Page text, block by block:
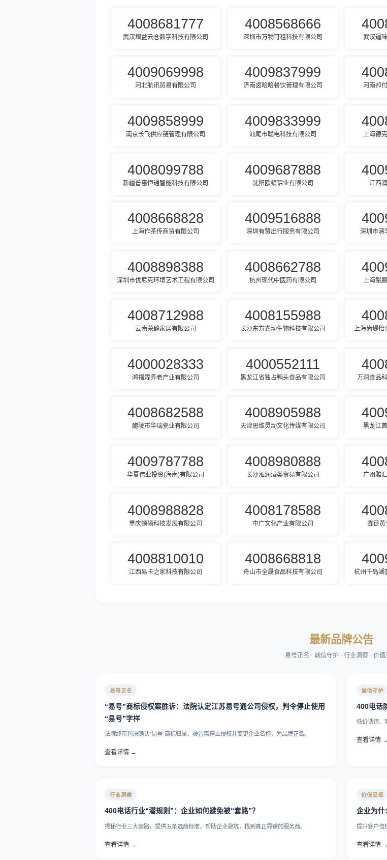
4008681777
武汉增益云仓数字科技有限公司
4008568666
深圳市万物可租科技有限公司 武汉逞
4009069998
河北航讯贸易有限公司
4009837999
济南卤哈哈餐饮管理有限公司 河南邦
4009858999
南京长飞供应链管理有限公司
4009833999
汕尾市聪电科技有限公司 上海德
4008099788
新疆普惠恒通智能科技有限公司
4009687888
沈阳欧顿铝业有限公司 江西
4008668828
上海作茶传商贸有限公司
4009516888
深圳有赞出行服务有限公司 深圳市清
4008898388
深圳市优尼克环境艺术工程有限公司
4008662788
杭州现代中医药有限公司 上海鲲
4008712988
云南荣鹤家居有限公司
4008155988
长沙东方鑫动生物科技有限公司 上海尚堤怡
4000028333
鸿福霖养老产业有限公司
4000552111
黑龙江省独占鸭头食品有限公司 万润食品
4008682588
醴陵市华瑞瓷业有限公司
4008905988
天津思维灵动文化传媒有限公司 黑龙江
4009787788
华夏伟业投资(海南)有限公司
4008980888
长沙泓润酒类贸易有限公司 广州雅
4008988828
重庆顿硕科技发展有限公司
4008178588
中广文化产业有限公司 鑫链黄
4008810010
江西易卡之家科技有限公司
4008668818
舟山市全晟食品科技有限公司 杭州千岛湖
最新品牌公告
易号正名 · 诚信守护 · 行业洞察 · 价
易号正名
“易号”商标侵权案胜诉：法院认定江苏易号通公司侵权，判令停止使用
“易号”字样
法院终审判决确认“易号”商标归属，被告需停止侵权并变更企业名称，为品牌正名。
查看详情 →
诚信守护
400电话
低价诱饵、
查看详情 →
行业洞察
400电话行业“潜规则”：企业如何避免被“套路”？
揭秘行业三大套路，提供五条选商标准，帮助企业避坑，找到真正靠谱的服务商。
查看详情 →
价值呈现
企业为什
提升客户信
查看详情 →